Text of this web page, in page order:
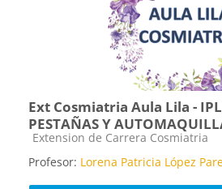
Ext Cosmiatria Aula Lila -
PESTAÑAS Y
Categoría de cursos
Extension de Carrera Cosmiatria
Profesor: Lorena Patricia López